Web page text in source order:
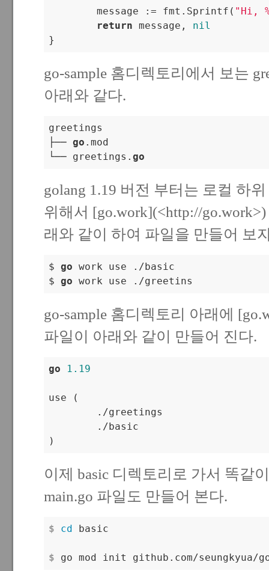
	message := fmt.Sprintf(
"Hi,
return message, nil
go-sample 홈디렉토리에서 보는
아래와 같다.
greetings
├── go .mod
└── greetings. go
golang 1.19 버전 부터는 로컬 하
위해서 [go.work](<http://go.work
래와 같이 하여 파일을 만들어 보
$ go work use ./basic
$ go
go-sample 홈디렉토리 아래에
파일이 아래와 같이 만들어 진다.
go 1.19
use (
이제 basic 디렉토리로 가서 똑같
main.go 파일도 만들어 본다.
$ cd basic
$ go mod init github.com/seungkyua/